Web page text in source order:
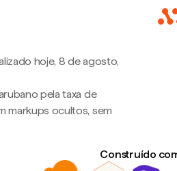
hoje, 8 de agosto,
pela taxa de
markups ocultos, sem
Construído